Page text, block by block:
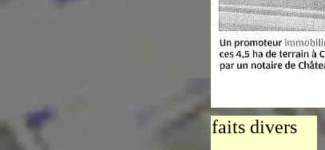
faits divers